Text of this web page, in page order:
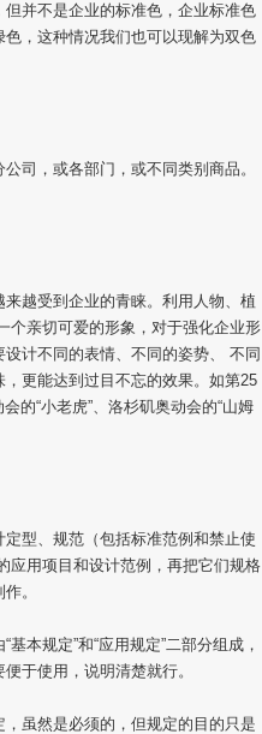
并不是企业的标准色，企业标准色
，这种情况我们也可以现解为双色
司，或各部门，或不同类别商品。
越受到企业的青睐。利用人物、植
个亲切可爱的形象，对于强化企业形
计不同的表情、不同的姿势、 不同
更能达到过目不忘的效果。如第25
的“小老虎”、洛杉矶奥动会的“山姆
型、规范（包括标准范例和禁止使
应用项目和设计范例，再把它们规格
。
本规定”和“应用规定”二部分组成，
于使用，说明清楚就行。
虽然是必须的，但规定的目的只是